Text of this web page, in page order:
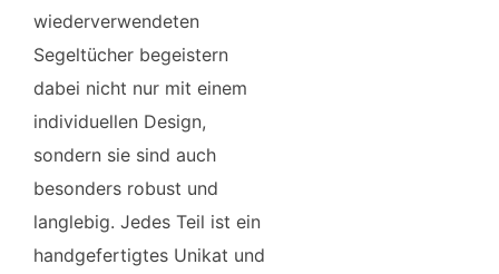
wiederverwendeten
Segeltücher begeistern
dabei nicht nur mit einem
individuellen Design,
sondern sie sind auch
besonders robust und
langlebig. Jedes Teil ist ein
handgefertigtes Unikat und